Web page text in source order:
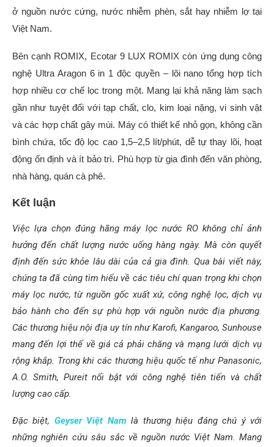
ở nguồn nước cứng, nước nhiễm phèn, sắt hay nhiễm lợ tại
Việt Nam.
Bên cạnh ROMIX, Ecotar 9 LUX ROMIX còn ứng dụng công
nghệ Ultra Aragon 6 in 1 độc quyền – lõi nano tổng hợp tích
hợp nhiều cơ chế lọc trong một. Mang lại khả năng làm sạch
gần như tuyệt đối với tạp chất, clo, kim loại nặng, vi sinh vật
và các hợp chất gây mùi. Máy có thiết kế nhỏ gọn, không cần
bình chứa, tốc độ lọc cao 1,5–2,5 lít/phút, dễ tự thay lõi, hoạt
động ổn định và ít bảo trì. Phù hợp từ gia đình đến văn phòng,
nhà hàng, quán cà phê.
Kết luận
Việc lựa chọn đúng hãng máy lọc nước RO không chỉ ảnh
hưởng đến chất lượng nước uống hàng ngày. Mà còn quyết
định đến sức khỏe lâu dài của cả gia đình. Qua bài viết này,
chúng ta đã cùng tìm hiểu về các tiêu chí quan trọng khi chọn
máy lọc nước, từ nguồn gốc xuất xứ, công nghệ lọc, dịch vụ
bảo hành cho đến sự phù hợp với nguồn nước địa phương.
Các thương hiệu nội địa uy tín như Karofi, Kangaroo, Sunhouse
mang đến lợi thế về giá cả phải chăng và mạng lưới dịch vụ
rộng khắp. Trong khi các thương hiệu quốc tế như Panasonic,
A.O. Smith, Pureit nổi bật với công nghệ tiên tiến và chất
lượng cao cấp.
Đặc biệt, Geyser Việt Nam là thương hiệu đáng chú ý với
những nghiên cứu sâu sắc về nguồn nước Việt Nam. Mang